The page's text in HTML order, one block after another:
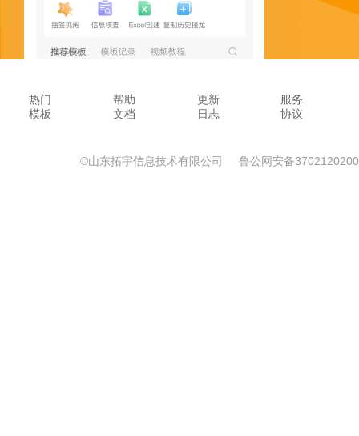
热门
模板
帮助
文档
更新
日志
服务
协议
©山东拓宇信息技术有限公司 鲁公网安备